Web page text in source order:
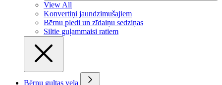
View All
Konvertiņi jaundzimušajiem
Bērnu pledi un zīdaiņu sedziņas
Siltie guļammaisi ratiem
Bērnu gultas veļa